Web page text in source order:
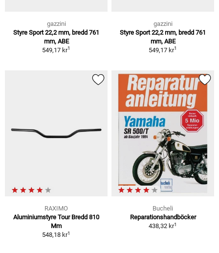
gazzini
Styre Sport 22,2 mm, bredd 761
mm, ABE
549,17 kr1
gazzini
Styre Sport 22,2 mm, bredd 761
mm, ABE
549,17 kr1
RAXIMO
Aluminiumstyre Tour Bredd 810
Mm
548,18 kr1
Bucheli
Reparationshandböcker
438,32 kr1